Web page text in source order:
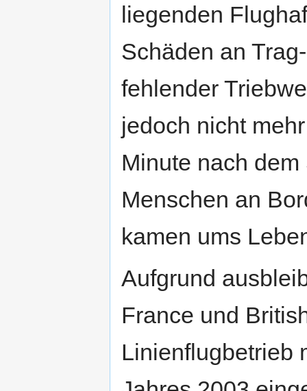
liegenden
Schäden an
fehlender
jedoch nicht
Minute nach
Menschen an
kamen ums
Aufgrund
France und
Linienflugbetrieb